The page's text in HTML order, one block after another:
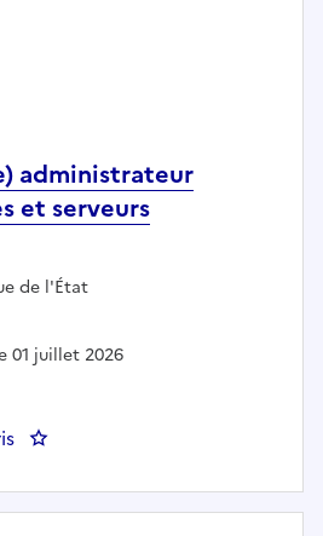
administrateur
et serveurs
:de l'État
01 juillet 2026
: Technicien(ne) administrateur